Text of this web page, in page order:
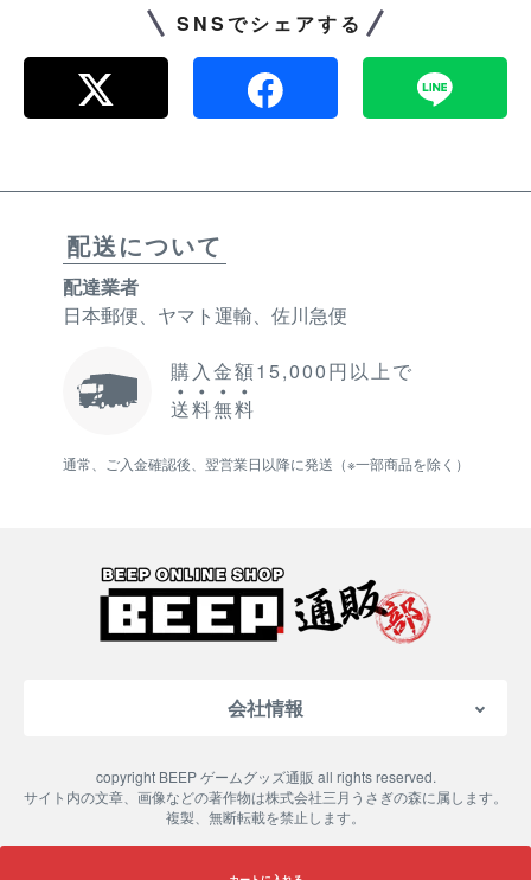
SNSでシェアする
配送について
配達業者
日本郵便、ヤマト運輸、佐川急便
購入金額15,000円以上で
送料無料
通常、ご入金確認後、翌営業日以降に発送（※一部商品を除く）
会社情報
特定商取引法に基づく表記
copyright BEEP ゲームグッズ通販 all rights reserved.
サイト内の文章、画像などの著作物は株式会社三月うさぎの森に属します。
複製、無断転載を禁止します。